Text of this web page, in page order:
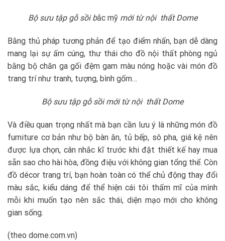
Bộ sưu tập gỗ sồi bắc mỹmới từ nội thất Dome
Bằng thủ pháp tương phản để tạo điểm nhấn, bạn dễ dàng
mang lại sự ấm cúng, thư thái cho đồ nội thất phòng ngủ
bằng bộ chăn ga gối đệm gam màu nóng hoặc vài món đồ
trang trí như tranh, tượng, bình gốm…
Bộ sưu tập gỗ sồimới từ nội thất Dome
Và điều quan trọng nhất mà bạn cần lưu ý là những món đồ
furniture cơ bản như bộ bàn ăn, tủ bếp, sô pha, giá kệ nên
được lựa chọn, cân nhắc kĩ trước khi đặt thiết kế hay mua
sẵn sao cho hài hòa, đồng điệu với không gian tổng thể. Còn
đồ décor trang trí, bạn hoàn toàn có thể chủ động thay đổi
màu sắc, kiểu dáng để thể hiện cái tôi thẩm mĩ của mình
mỗi khi muốn tạo nên sắc thái, diện mạo mới cho không
gian sống.
(theo dome.com.vn)